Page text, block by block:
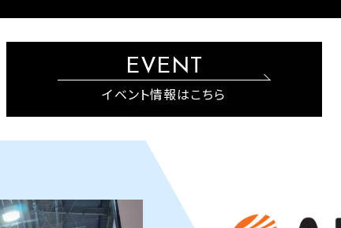
EVENT
イベント情報はこちら